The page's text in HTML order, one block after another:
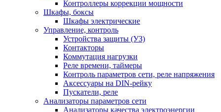
Контроллеры коррекции мощности
Шкафы, боксы
Шкафы электрические
Управление, контроль
Устройства защиты (УЗ)
Контакторы
Коммутация нагрузки
Реле времени, таймеры
Контроль параметров сети, реле напряжения
Аксессуары на DIN-рейку
Пускатели, реле
Анализаторы параметров сети
Анализаторы качества электроэнергии